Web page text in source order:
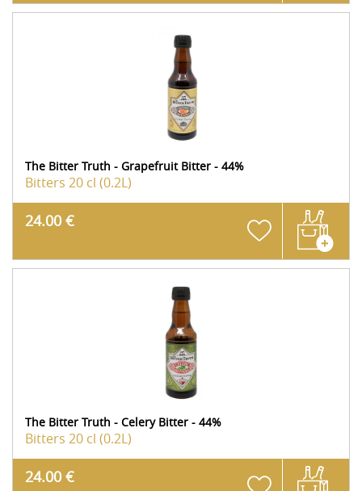
The Bitter Truth - Grapefruit Bitter - 44%
Bitters 20 cl (0.2L)
24.00 €
The Bitter Truth - Celery Bitter - 44%
Bitters 20 cl (0.2L)
24.00 €